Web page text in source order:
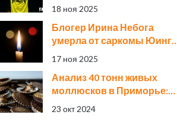
Premier Rivals 2025 в
18 ноя 2025
Блогер Ирина Небога
умерла от саркомы Юинга
на 22-м году жизни после
раком
17 ноя 2025
Анализ 40 тонн живых
моллюсков в Приморье:
безопасность
23 окт 2024